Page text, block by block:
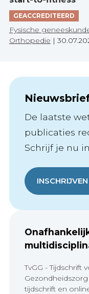
GEACCREDITEERD
Fysische
Orthopedie |
De laatste
publicaties
Schrijf je nu
TvGG - Tijdschrift
tijdschrift en